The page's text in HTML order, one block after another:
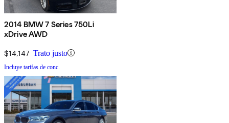
2014 BMW 7 Series 750Li
xDrive AWD
$14,147 Trato justo
Incluye tarifas de conc.